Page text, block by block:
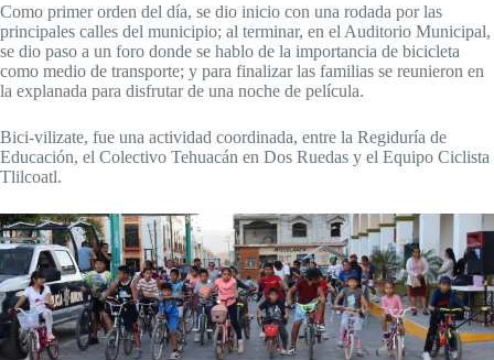
Como primer orden del día, se dio inicio con una rodada por las
principales calles del municipio; al terminar, en el Auditorio Municipal,
se dio paso a un foro donde se hablo de la importancia de bicicleta
como medio de transporte; y para finalizar las familias se reunieron en
la explanada para disfrutar de una noche de película.
Bici-vilizate, fue una actividad coordinada, entre la Regiduría de
Educación, el Colectivo Tehuacán en Dos Ruedas y el Equipo Ciclista
Tlilcoatl.